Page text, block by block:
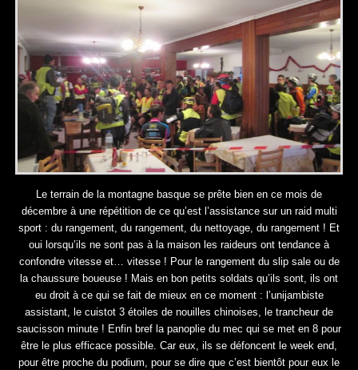
Le terrain de la montagne basque se prête bien en ce mois de
décembre à une répétition de ce qu’est l’assistance sur un raid multi
sport : du rangement, du rangement, du nettoyage, du rangement ! Et
oui lorsqu’ils ne sont pas à la maison les raideurs ont tendance à
confondre vitesse et… vitesse ! Pour le rangement du slip sale ou de
la chaussure boueuse ! Mais en bon petits soldats qu’ils sont, ils ont
eu droit à ce qui se fait de mieux en ce moment : l’unijambiste
assistant, le cuistot 3 étoiles de nouilles chinoises, le trancheur de
saucisson minute ! Enfin bref la panoplie du mec qui se met en 8 pour
être le plus efficace possible. Car eux, ils se défoncent le week end,
pour être proche du podium, pour se dire que c’est bientôt pour eux le